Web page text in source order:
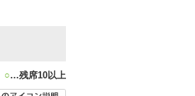
○…残席10以上